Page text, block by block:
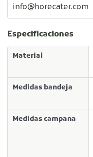
info@horecater.com
Especificaciones
Material
Medidas bandeja
Medidas campana